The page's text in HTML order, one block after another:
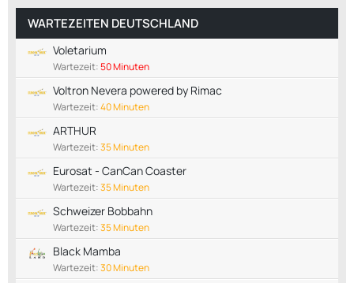
WARTEZEITEN DEUTSCHLAND
Voletarium
Wartezeit:50 Minuten
Voltron Nevera powered by Rimac
Wartezeit:40 Minuten
ARTHUR
Wartezeit:35 Minuten
Eurosat - CanCan Coaster
Wartezeit:35 Minuten
Schweizer Bobbahn
Wartezeit:35 Minuten
Black Mamba
Wartezeit:30 Minuten